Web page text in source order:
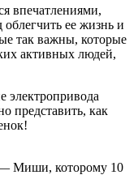
впечатлениями,
облегчить ее жизнь и
так важны, которые
активных людей,
электропривода
представить, как
— Миши, которому 10